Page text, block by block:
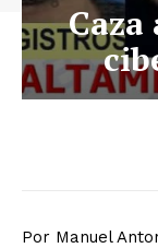
Por Manuel